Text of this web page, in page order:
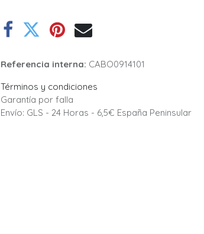
Referencia interna: CABO0914101
Términos y condiciones
Garantía por falla
Envío: GLS - 24 Horas - 6,5€ España Peninsular